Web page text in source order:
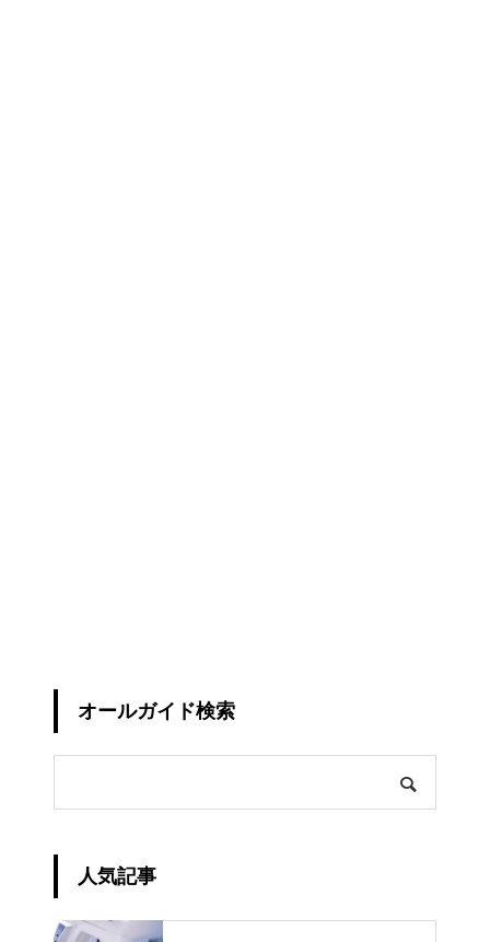
オールガイド検索
人気記事